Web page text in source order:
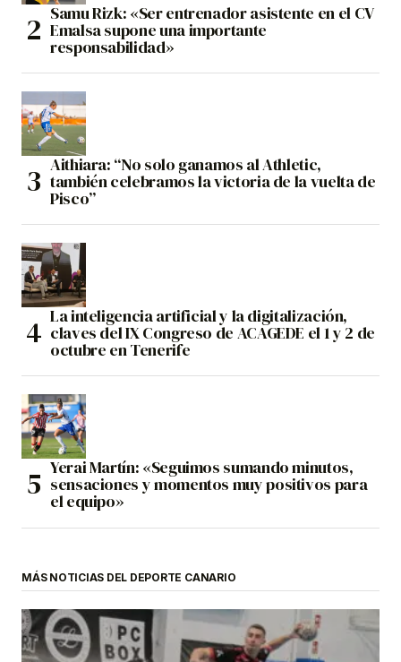
Samu Rizk: «Ser entrenador asistente en el CV
Emalsa supone una importante
responsabilidad»
Aithiara: “No solo ganamos al Athletic,
también celebramos la victoria de la vuelta de
Pisco”
La inteligencia artificial y la digitalización,
claves del IX Congreso de ACAGEDE el 1 y 2 de
octubre en Tenerife
Yerai Martín: «Seguimos sumando minutos,
sensaciones y momentos muy positivos para
el equipo»
MÁS NOTICIAS DEL DEPORTE CANARIO